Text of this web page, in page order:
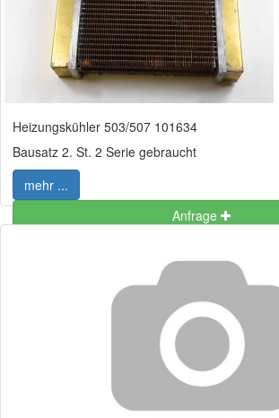
Heizungskühler 503/507 101634
Bausatz 2. St. 2 Serie gebraucht
mehr ...
Anfrage